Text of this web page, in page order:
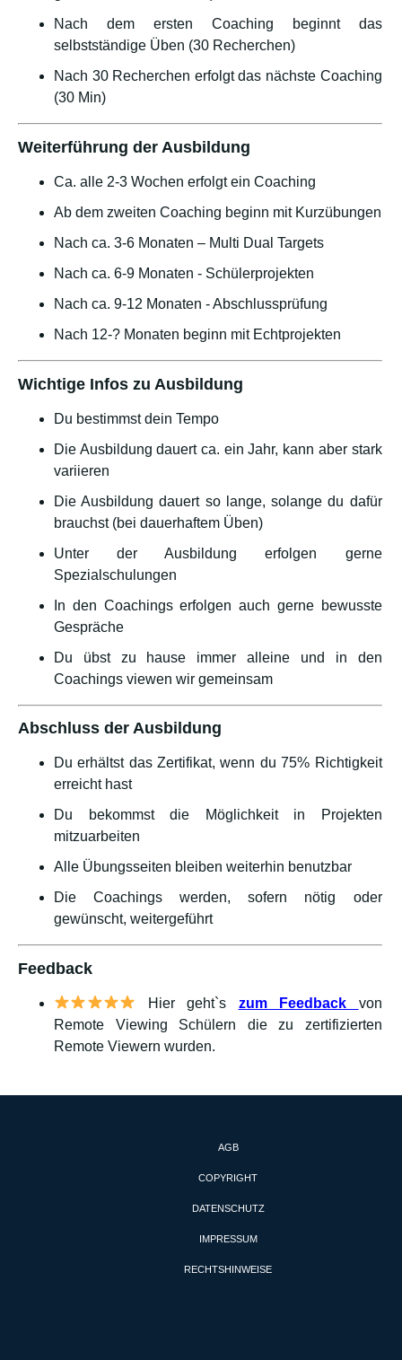
Nach dem ersten Coaching beginnt das
selbstständige Üben (30 Recherchen)
Nach 30 Recherchen erfolgt das nächste Coaching
(30 Min)
Weiterführung der Ausbildung
Ca. alle 2-3 Wochen erfolgt ein Coaching
Ab dem zweiten Coaching beginn mit Kurzübungen
Nach ca. 3-6 Monaten – Multi Dual Targets
Nach ca. 6-9 Monaten - Schülerprojekten
Nach ca. 9-12 Monaten - Abschlussprüfung
Nach 12-? Monaten beginn mit Echtprojekten
Wichtige Infos zu Ausbildung
Du bestimmst dein Tempo
Die Ausbildung dauert ca. ein Jahr, kann aber stark
variieren
Die Ausbildung dauert so lange, solange du dafür
brauchst (bei dauerhaftem Üben)
Unter der Ausbildung erfolgen gerne
Spezialschulungen
In den Coachings erfolgen auch gerne bewusste
Gespräche
Du übst zu hause immer alleine und in den
Coachings viewen wir gemeinsam
Abschluss der Ausbildung
Du erhältst das Zertifikat, wenn du 75% Richtigkeit
erreicht hast
Du bekommst die Möglichkeit in Projekten
mitzuarbeiten
Alle Übungsseiten bleiben weiterhin benutzbar
Die Coachings werden, sofern nötig oder
gewünscht, weitergeführt
Feedback
Hier geht`s zum Feedback von
Remote Viewing Schülern die zu zertifizierten
Remote Viewern wurden.
AGB
COPYRIGHT
DATENSCHUTZ
IMPRESSUM
RECHTSHINWEISE